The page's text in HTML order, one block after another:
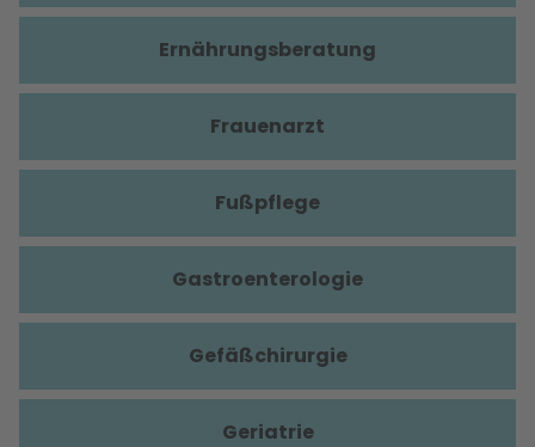
Ernährungsberatung
Frauenarzt
Fußpflege
Gastroenterologie
Gefäßchirurgie
Geriatrie